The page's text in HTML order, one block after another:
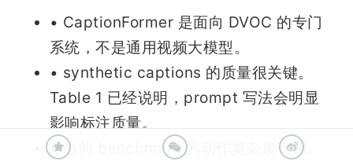
• CaptionFormer 是面向 DVOC 的专门
系统，不是通用视频大模型。
• synthetic captions 的质量很关键。
Table 1 已经说明，prompt 写法会明显
影响标注质量。
• 当前 benchmark 的动作复杂度有限。